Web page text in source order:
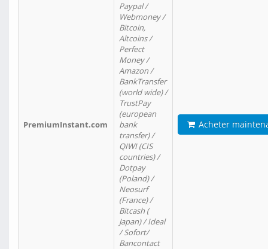
PremiumInstant.com
Paypal /
Webmoney /
Bitcoin,
Altcoins /
Perfect
Money /
Amazon /
BankTransfer
(world wide) /
TrustPay
(european
bank
transfer) /
QIWI (CIS
countries) /
Dotpay
(Poland) /
Neosurf
(France) /
Bitcash (
Japan) / Ideal
/ Sofort/
Bancontact
Acheter